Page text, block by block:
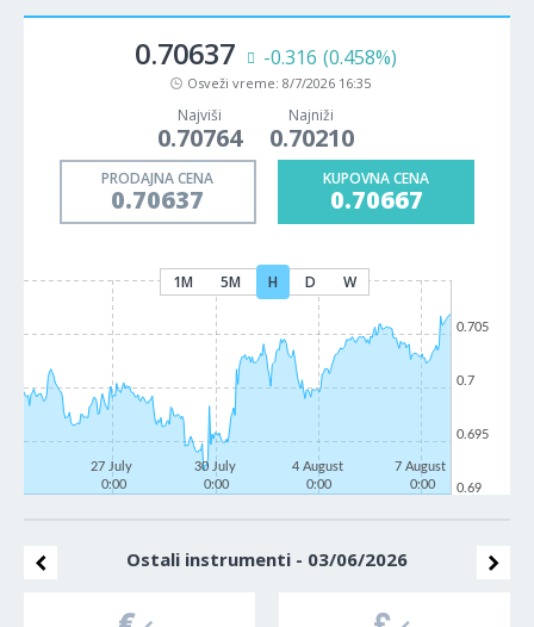
0.70637 -0.316 (0.458%)
Osveži vreme: 8/7/2026 16:35
Najviši
0.70764
Najniži
0.70210
PRODAJNA CENA
0.70637
KUPOVNA CENA
0.70667
1M 5M H D W
27 July
0:00
30 July
0:00
4 August
0:00
7 August
0:00
0.69
0.695
0.7
0.705
Ostali instrumenti - 03/06/2026